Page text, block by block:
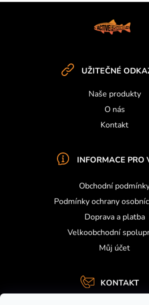
UŽITEČNÉ
Naše produkty
O nás
Kontakt
INFORMACE PRO
Obchodní
Podmínky ochrany
Doprava a platba
Velkoobchodní
Můj účet
KONTAKT